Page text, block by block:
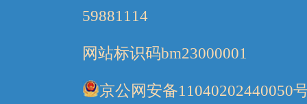
59881114
网站标识码bm23000001
京公网安备11040202440050